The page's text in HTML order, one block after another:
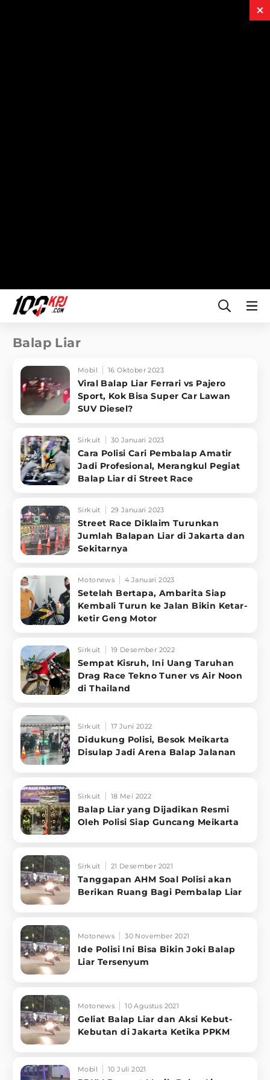
Balap Liar
Mobil 16 Oktober 2023
Viral Balap Liar Ferrari vs Pajero
Sport, Kok Bisa Super Car Lawan
SUV Diesel?
Sirkuit 30 Januari 2023
Cara Polisi Cari Pembalap Amatir
Jadi Profesional, Merangkul Pegiat
Balap Liar di Street Race
Sirkuit 29 Januari 2023
Street Race Diklaim Turunkan
Jumlah Balapan Liar di Jakarta dan
Sekitarnya
Motonews 4 Januari 2023
Setelah Bertapa, Ambarita Siap
Kembali Turun ke Jalan Bikin Ketar-
ketir Geng Motor
Sirkuit 19 Desember 2022
Sempat Kisruh, Ini Uang Taruhan
Drag Race Tekno Tuner vs Air Noon
di Thailand
Sirkuit 17 Juni 2022
Didukung Polisi, Besok Meikarta
Disulap Jadi Arena Balap Jalanan
Sirkuit 18 Mei 2022
Balap Liar yang Dijadikan Resmi
Oleh Polisi Siap Guncang Meikarta
Sirkuit 21 Desember 2021
Tanggapan AHM Soal Polisi akan
Berikan Ruang Bagi Pembalap Liar
Motonews 30 November 2021
Ide Polisi Ini Bisa Bikin Joki Balap
Liar Tersenyum
Motonews 10 Agustus 2021
Geliat Balap Liar dan Aksi Kebut-
Kebutan di Jakarta Ketika PPKM
Mobil 10 Juli 2021